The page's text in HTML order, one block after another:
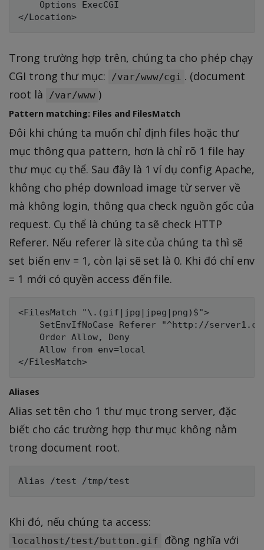
    Options ExecCGI
Trong trường hợp trên, chúng ta cho phép chạy
CGI trong thư mục:
/var/www/cgi . (document
root là
/var/www )
Pattern matching: Files and FilesMatch
Đôi khi chúng ta muốn chỉ định files hoặc thư
mục thông qua pattern, hơn là chỉ rõ 1 file hay
thư mục cụ thể. Sau đây là 1 ví dụ config Apache,
không cho phép download image từ server về
mà không login, thông qua check nguồn gốc của
request. Cụ thể là chúng ta sẽ check HTTP
Referer. Nếu referer là site của chúng ta thì sẽ
set biến env = 1, còn lại sẽ set là 0. Khi đó chỉ env
= 1 mới có quyền access đến file.
<FilesMatch "\.(gif|jpg|jpeg|png)$">
SetEnvIfNoCase Referer "^http://
    Order Allow, Deny
    Allow from env=local
Aliases
Alias set tên cho 1 thư mục trong server, đặc
biết cho các trường hợp thư mục không nằm
trong document root.
Khi đó, nếu chúng ta access:
localhost/test/button.gif đồng nghĩa với